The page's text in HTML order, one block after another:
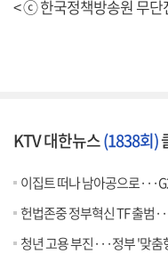
< ⓒ 한국정책방송원 무단
KTV 대한뉴스(1838회)
이집트 떠나 남아공으로
헌법존중 정부혁신 TF 출범
청년 고용 부진···정부 '맞춤